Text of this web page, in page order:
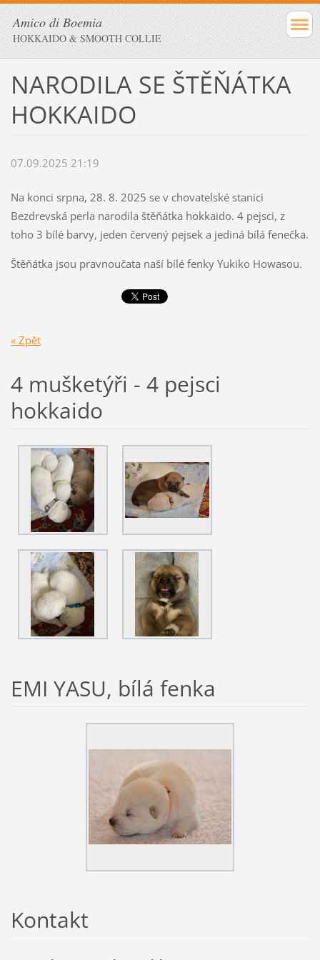
Amico di Boemia
HOKKAIDO & SMOOTH COLLIE
NARODILA SE ŠTĚŇÁTKA
HOKKAIDO
07.09.2025 21:19
Na konci srpna, 28. 8. 2025 se v chovatelské stanici
Bezdrevská perla narodila štěňátka hokkaido. 4 pejsci, z
toho 3 bílé barvy, jeden červený pejsek a jediná bílá fenečka.
Štěňátka jsou pravnoučata naší bílé fenky Yukiko Howasou.
« Zpět
4 mušketýři - 4 pejsci
hokkaido
EMI YASU, bílá fenka
Kontakt